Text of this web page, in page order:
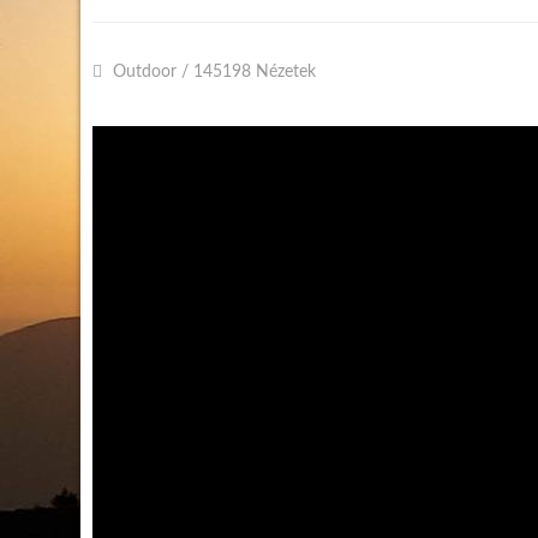
Outdoor / 145198 Nézetek